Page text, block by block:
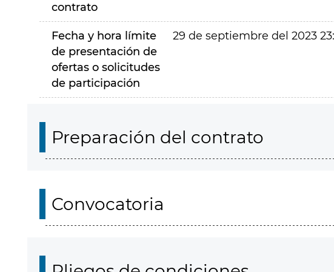
contrato
Fecha y hora límite
de presentación de
ofertas o solicitudes
de participación
29 de septiembre del 2023
Preparación del contrato
Convocatoria